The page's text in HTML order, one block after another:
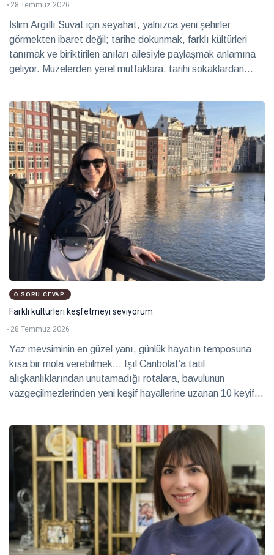
28 Temmuz 2026
İslim Argıllı Suvat için seyahat, yalnızca yeni şehirler
görmekten ibaret değil; tarihe dokunmak, farklı kültürleri
tanımak ve biriktirilen anıları ailesiyle paylaşmak anlamına
geliyor. Müzelerden yerel mutfaklara, tarihi sokaklardan
ona yeni bir hikâye kazandırıyor.
SORU CEVAP
Farklı kültürleri keşfetmeyi seviyorum
28 Temmuz 2026
Yaz mevsiminin en güzel yanı, günlük hayatın temposuna
kısa bir mola verebilmek... Işıl Canbolat’a tatil
alışkanlıklarından unutamadığı rotalara, bavulunun
vazgeçilmezlerinden yeni keşif hayallerine uzanan 10 keyifli